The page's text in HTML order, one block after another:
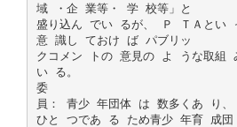
域 ・企 業等・ 学 校等」と
盛り込ん でい るが、 Ｐ ＴＡとい
意 識し ておけ ば パブリッ
クコメン トの 意見の よ うな取組
い る。
委
員： 青少 年団体 は 数多くあ り
ひと つであ る ため青少 年育 成団